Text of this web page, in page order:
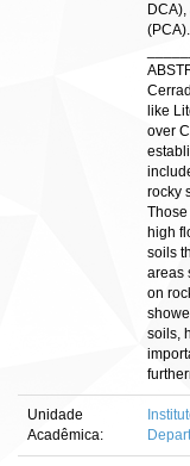
(PCA).
like
over
rocky
high
soils
areas
on
soils,
Unidade
Acadêmica: